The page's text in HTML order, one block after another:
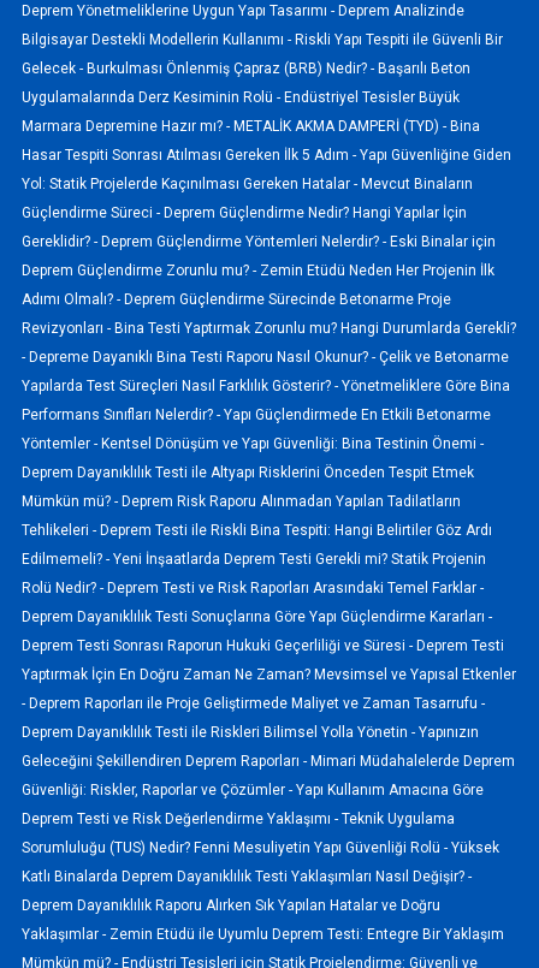
Deprem Yönetmeliklerine Uygun Yapı Tasarımı - Deprem Analizinde
Bilgisayar Destekli Modellerin Kullanımı - Riskli Yapı Tespiti ile Güvenli Bir
Gelecek - Burkulması Önlenmiş Çapraz (BRB) Nedir? - Başarılı Beton
Uygulamalarında Derz Kesiminin Rolü - Endüstriyel Tesisler Büyük
Marmara Depremine Hazır mı? - METALİK AKMA DAMPERİ (TYD) - Bina
Hasar Tespiti Sonrası Atılması Gereken İlk 5 Adım - Yapı Güvenliğine Giden
Yol: Statik Projelerde Kaçınılması Gereken Hatalar - Mevcut Binaların
Güçlendirme Süreci - Deprem Güçlendirme Nedir? Hangi Yapılar İçin
Gereklidir? - Deprem Güçlendirme Yöntemleri Nelerdir? - Eski Binalar için
Deprem Güçlendirme Zorunlu mu? - Zemin Etüdü Neden Her Projenin İlk
Adımı Olmalı? - Deprem Güçlendirme Sürecinde Betonarme Proje
Revizyonları - Bina Testi Yaptırmak Zorunlu mu? Hangi Durumlarda Gerekli?
- Depreme Dayanıklı Bina Testi Raporu Nasıl Okunur? - Çelik ve Betonarme
Yapılarda Test Süreçleri Nasıl Farklılık Gösterir? - Yönetmeliklere Göre Bina
Performans Sınıfları Nelerdir? - Yapı Güçlendirmede En Etkili Betonarme
Yöntemler - Kentsel Dönüşüm ve Yapı Güvenliği: Bina Testinin Önemi -
Deprem Dayanıklılık Testi ile Altyapı Risklerini Önceden Tespit Etmek
Mümkün mü? - Deprem Risk Raporu Alınmadan Yapılan Tadilatların
Tehlikeleri - Deprem Testi ile Riskli Bina Tespiti: Hangi Belirtiler Göz Ardı
Edilmemeli? - Yeni İnşaatlarda Deprem Testi Gerekli mi? Statik Projenin
Rolü Nedir? - Deprem Testi ve Risk Raporları Arasındaki Temel Farklar -
Deprem Dayanıklılık Testi Sonuçlarına Göre Yapı Güçlendirme Kararları -
Deprem Testi Sonrası Raporun Hukuki Geçerliliği ve Süresi - Deprem Testi
Yaptırmak İçin En Doğru Zaman Ne Zaman? Mevsimsel ve Yapısal Etkenler
- Deprem Raporları ile Proje Geliştirmede Maliyet ve Zaman Tasarrufu -
Deprem Dayanıklılık Testi ile Riskleri Bilimsel Yolla Yönetin - Yapınızın
Geleceğini Şekillendiren Deprem Raporları - Mimari Müdahalelerde Deprem
Güvenliği: Riskler, Raporlar ve Çözümler - Yapı Kullanım Amacına Göre
Deprem Testi ve Risk Değerlendirme Yaklaşımı - Teknik Uygulama
Sorumluluğu (TUS) Nedir? Fenni Mesuliyetin Yapı Güvenliği Rolü - Yüksek
Katlı Binalarda Deprem Dayanıklılık Testi Yaklaşımları Nasıl Değişir? -
Deprem Dayanıklılık Raporu Alırken Sık Yapılan Hatalar ve Doğru
Yaklaşımlar - Zemin Etüdü ile Uyumlu Deprem Testi: Entegre Bir Yaklaşım
Mümkün mü? - Endüstri Tesisleri için Statik Projelendirme: Güvenli ve